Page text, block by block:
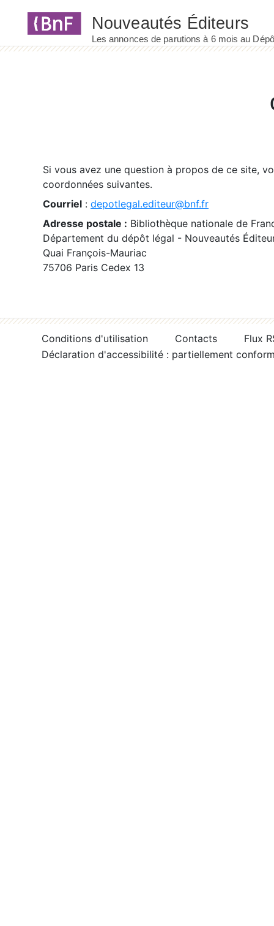
Si vous avez une question à propos de ce site,
coordonnées suivantes.
Courriel : depotlegal.editeur@bnf.fr
Adresse postale : Bibliothèque nationale de
Département du dépôt légal - Nouveautés
Quai François-Mauriac
75706 Paris Cedex 13
Conditions d'utilisation Contacts
Flux
Déclaration d'accessibilité : partiellement